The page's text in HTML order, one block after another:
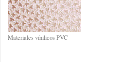
Materiales vínilicos PVC